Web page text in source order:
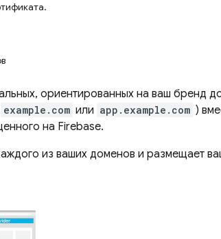
ориентированных на ваш бренд
example.com или app.example.com )
на Firebase.
из ваших доменов и размещает